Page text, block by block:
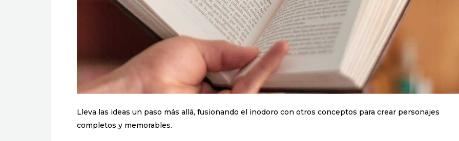
Lleva las ideas un paso más allá, fusionando el inodoro con otros conceptos para crear personajes
completos y memorables.